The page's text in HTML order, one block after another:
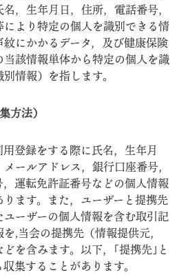
，生年月日，住所，電話番号，
より特定の個人を識別できる情
にかかるデータ，及び健康保険
該情報単体から特定の個人を識
情報）を指します。
方法）
登録をする際に氏名，生年月
ールアドレス，銀行口座番号，
運転免許証番号などの個人情報
ます。また，ユーザーと提携先
ーザーの個人情報を含む取引記
,当会の提携先（情報提供元，
を含みます。以下，｢提携先｣と
集することがあります。